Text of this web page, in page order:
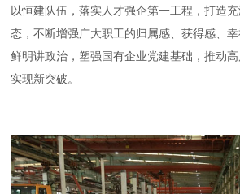
以恒建队伍，落实人才强企第一工程，打造
态，不断增强广大职工的归属感、获得感、
鲜明讲政治，塑强国有企业党建基础，推动高
实现新突破。